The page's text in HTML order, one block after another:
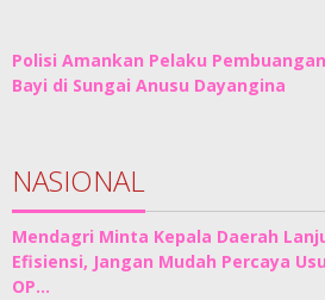
Polisi Amankan Pelaku
Bayi di Sungai Anusu Dayangina
NASIONAL
Mendagri Minta Kepala Daerah
Efisiensi, Jangan Mudah Percaya
OP…